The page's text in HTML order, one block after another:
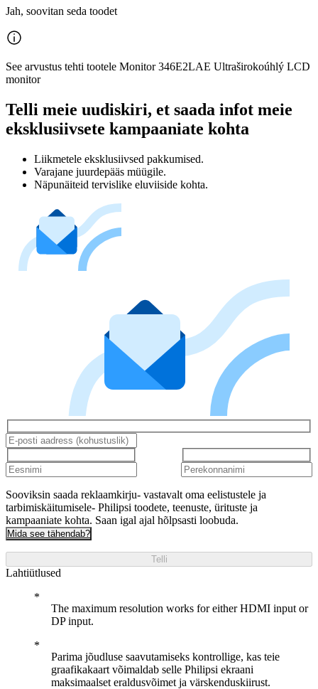
Jah, soovitan seda toodet
See arvustus tehti tootele Monitor 346E2LAE Ultraširokoúhlý LCD
monitor
Telli meie uudiskiri, et saada infot meie
eksklusiivsete kampaaniate kohta
Liikmetele eksklusiivsed pakkumised.
Varajane juurdepääs müügile.
Näpunäiteid tervislike eluviiside kohta.
Sooviksin saada reklaamkirju- vastavalt oma eelistustele ja
tarbimiskäitumisele- Philipsi toodete, teenuste, ürituste ja
kampaaniate kohta. Saan igal ajal hõlpsasti loobuda.
Mida see tähendab?
Telli
Lahtiütlused
The maximum resolution works for either HDMI input or
DP input.
Parima jõudluse saavutamiseks kontrollige, kas teie
graafikakaart võimaldab selle Philipsi ekraani
maksimaalset eraldusvõimet ja värskenduskiirust.